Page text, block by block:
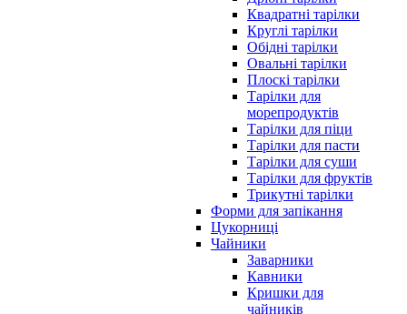
Квадратні тарілки
Круглі тарілки
Обідні тарілки
Овальні тарілки
Плоскі тарілки
Тарілки для
морепродуктів
Тарілки для піци
Тарілки для пасти
Тарілки для суши
Тарілки для фруктів
Трикутні тарілки
Форми для запікання
Цукорниці
Чайники
Заварники
Кавники
Кришки для
чайників